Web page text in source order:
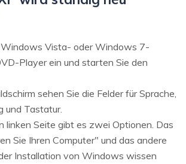
Windows Vista- oder Windows 7-
Player ein und starten Sie den
sehen Sie die Felder für Sprache,
und Tastatur.
linken Seite gibt es zwei Optionen. Das
Sie Ihren Computer" und das andere
Installation von Windows wissen